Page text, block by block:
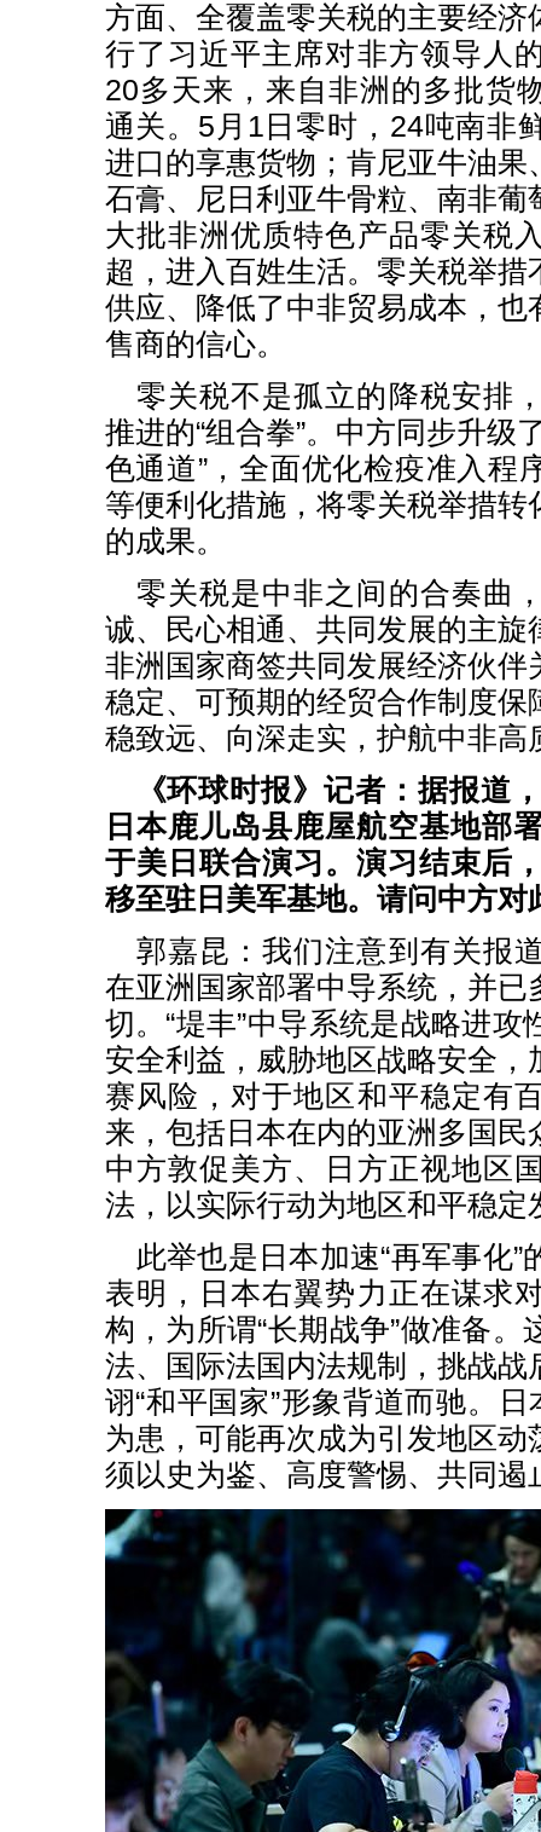
方面、全覆盖零关税的主要经济
行了习近平主席对非方领导人
20多天来，来自非洲的多批货
通关。5月1日零时，24吨南非
进口的享惠货物；肯尼亚牛油果
石膏、尼日利亚牛骨粒、南非葡
大批非洲优质特色产品零关税
超，进入百姓生活。零关税举措
供应、降低了中非贸易成本，也
售商的信心。
零关税不是孤立的降税安排
推进的“组合拳”。中方同步升级
色通道”，全面优化检疫准入程
等便利化措施，将零关税举措转
的成果。
零关税是中非之间的合奏曲
诚、民心相通、共同发展的主旋
非洲国家商签共同发展经济伙伴
稳定、可预期的经贸合作制度保
稳致远、向深走实，护航中非高
《环球时报》记者：据报道
日本鹿儿岛县鹿屋航空基地部
于美日联合演习。演习结束后
移至驻日美军基地。请问中方对
郭嘉昆：我们注意到有关报
在亚洲国家部署中导系统，并已
切。“堤丰”中导系统是战略进
安全利益，威胁地区战略安全，
赛风险，对于地区和平稳定有
来，包括日本在内的亚洲多国民
中方敦促美方、日方正视地区
法，以实际行动为地区和平稳定
此举也是日本加速“再军事化
表明，日本右翼势力正在谋求
构，为所谓“长期战争”做准备
法、国际法国内法规制，挑战战
诩“和平国家”形象背道而驰。日
为患，可能再次成为引发地区
须以史为鉴、高度警惕、共同遏